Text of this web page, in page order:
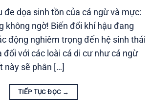
đe dọa sinh tồn của cá ngừ và mực:
không ngờ! Biến đổi khí hậu đang
động nghiêm trọng đến hệ sinh thái
đối với các loài cá di cư như cá ngừ
này sẽ phân […]
TIẾP TỤC ĐỌC →